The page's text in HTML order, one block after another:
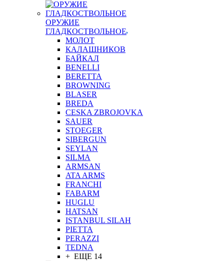
ОРУЖИЕ
ГЛАДКОСТВОЛЬНОЕ
МОЛОТ
КАЛАШНИКОВ
БАЙКАЛ
BENELLI
BERETTA
BROWNING
BLASER
BREDA
CESKA ZBROJOVKA
SAUER
STOEGER
SIBERGUN
SEYLAN
SILMA
ARMSAN
ATA ARMS
FRANCHI
FABARM
HUGLU
HATSAN
ISTANBUL SILAH
PIETTA
PERAZZI
TEDNA
+ ЕЩЕ 14